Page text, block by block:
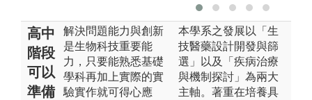
高中
階段
可以
準備
解決問題能力與創新
是生物科技重要能
力，只要能熟悉基礎
學科再加上實際的實
驗實作就可得心應
本學系之發展以「生
技醫藥設計開發與篩
選」以及「疾病治療
與機制探討」為兩大
主軸。著重在培養具